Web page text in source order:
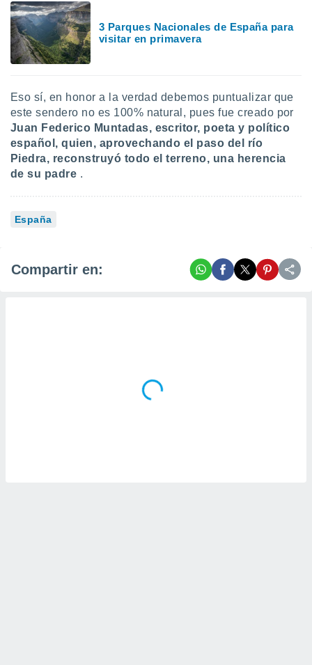
3 Parques Nacionales de España para
visitar en primavera
Eso sí, en honor a la verdad debemos puntualizar que
este sendero no es 100% natural, pues fue creado por
Juan Federico Muntadas, escritor, poeta y político
español, quien, aprovechando el paso del río
Piedra, reconstruyó todo el terreno, una herencia
de su padre .
España
Compartir en: